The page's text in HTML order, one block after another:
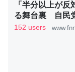
論文では「淡水
利だから両方が
いる鋏角類（カ
「半分以上が
る舞台裏 自民
論と本音【スポ
152 users